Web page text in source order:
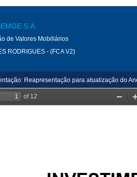
S.A.
de Valores Mobiliários
RODRIGUES - (FCA V2)
Reapresentação para atualização do